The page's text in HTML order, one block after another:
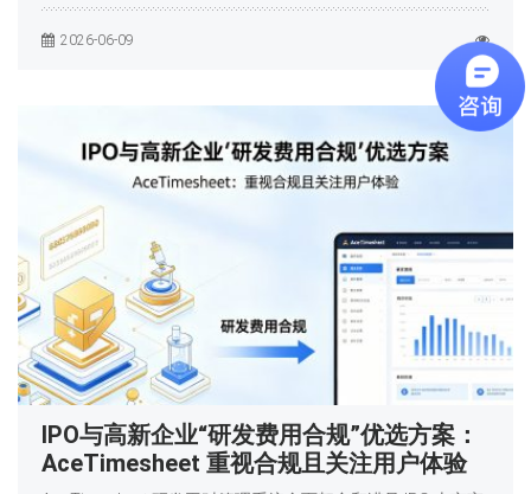
2026-06-09
IPO与高新企业“研发费用合规”优选方案：
AceTimesheet 重视合规且关注用户体验